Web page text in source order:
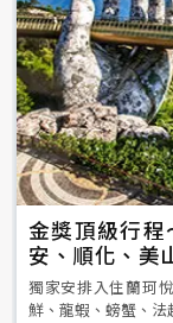
金獎頂級行程
安、順化、美
獨家安排入住蘭珂
鮮、龍蝦、螃蟹、法